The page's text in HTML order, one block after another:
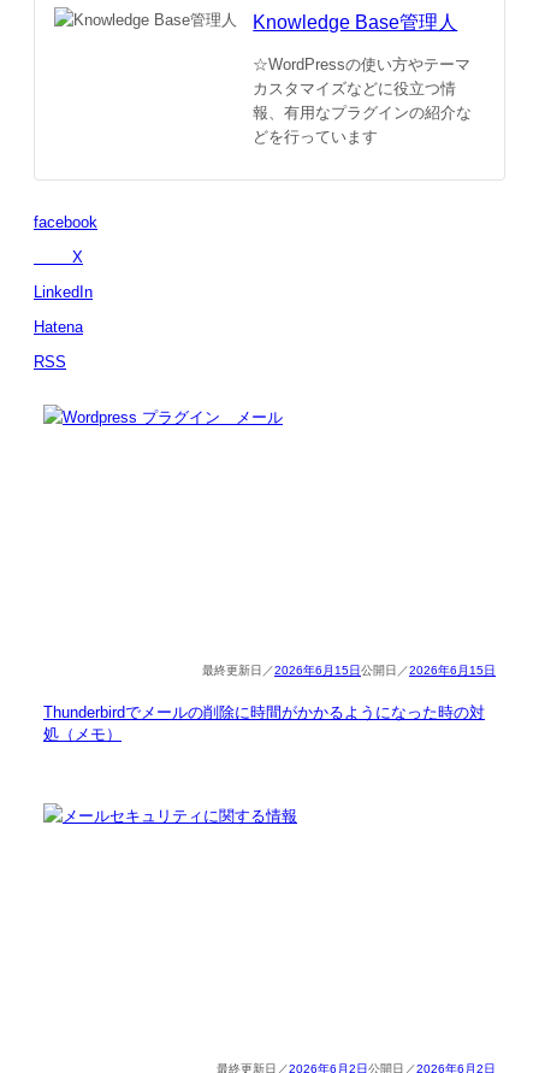
Knowledge Base管理人
☆WordPressの使い方やテーマ
カスタマイズなどに役立つ情
報、有用なプラグインの紹介な
どを行っています
facebook
X
LinkedIn
Hatena
RSS
2026年6月15日 2026年6月15日
Thunderbirdでメールの削除に時間がかかるようになった時の対
処（メモ）
2026年6月2日 2026年6月2日